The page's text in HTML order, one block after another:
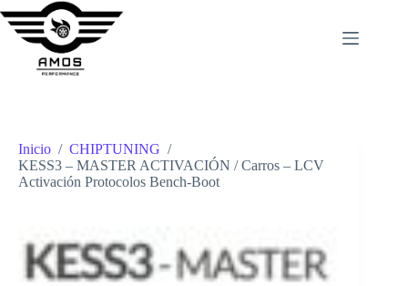
al
contenido
Inicio / CHIPTUNING /
KESS3 – MASTER ACTIVACIÓN / Carros – LCV
Activación Protocolos Bench-Boot